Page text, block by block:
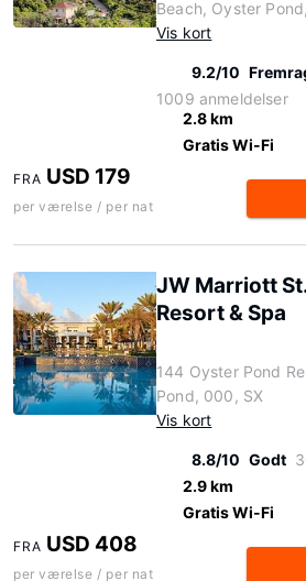
Beach, Oyster
Vis kort
9.2/10
1009 anmeldelser
2.8 km
Gratis Wi-Fi
FRA USD 179
per værelse / per nat
JW Marriott
Resort & Spa
144 Oyster Pond
Pond, 000, SX
Vis kort
8.8/10 Godt
2.9 km
Gratis Wi-Fi
FRA USD 408
per værelse / per nat